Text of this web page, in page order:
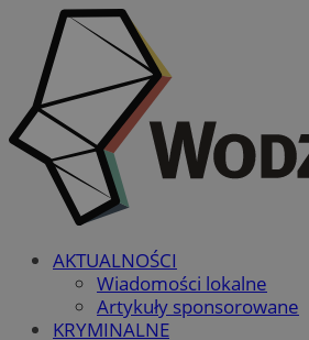
AKTUALNOŚCI
Wiadomości lokalne
Artykuły sponsorowane
KRYMINALNE